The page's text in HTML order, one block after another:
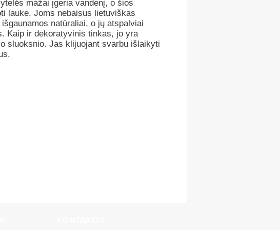
mažai įgeria vandenį, o šios
lauke. Joms nebaisus lietuviškas
natūraliai, o jų atspalviai
Kaip ir dekoratyvinis tinkas, jo yra
sluoksnio. Jas klijuojant svarbu išlaikyti